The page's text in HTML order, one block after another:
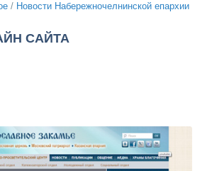
/ Новости Набережночелнинской епархии
САЙТА